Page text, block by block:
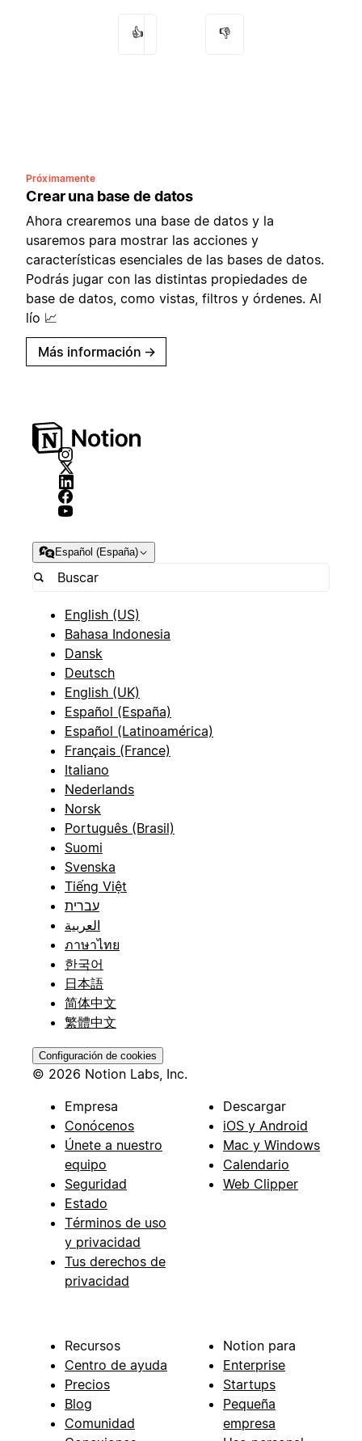
👍 👎
Próximamente
Crear una base de datos
Ahora crearemos una base de datos y la
usaremos para mostrar las acciones y
características esenciales de las bases de datos.
Podrás jugar con las distintas propiedades de
base de datos, como vistas, filtros y órdenes. Al
lío 📈
Más información →
Español (España)
English (US)
Bahasa Indonesia
Dansk
Deutsch
English (UK)
Español (España)
Español (Latinoamérica)
Français (France)
Italiano
Nederlands
Norsk
Português (Brasil)
Suomi
Svenska
Tiếng Việt
עברית
العربية
ภาษาไทย
한국어
日本語
简体中文
繁體中文
Configuración de cookies
© 2026 Notion Labs, Inc.
Empresa
Conócenos
Únete a nuestro
equipo
Seguridad
Estado
Términos de uso
y privacidad
Tus derechos de
privacidad
Descargar
iOS y Android
Mac y Windows
Calendario
Web Clipper
Recursos
Centro de ayuda
Precios
Blog
Comunidad
Notion para
Enterprise
Startups
Pequeña
empresa